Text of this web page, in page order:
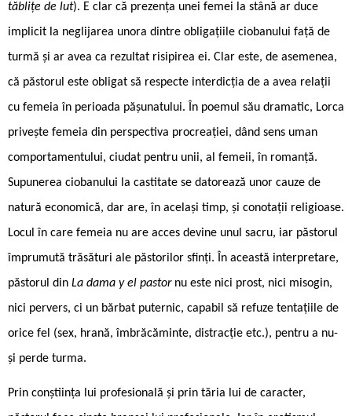
tăblițe de lut). E clar că prezența unei femei la stână ar duce
implicit la neglijarea unora dintre obligațiile ciobanului față de
turmă și ar avea ca rezultat risipirea ei. Clar este, de asemenea,
că păstorul este obligat să respecte interdicția de a avea relații
cu femeia în perioada pășunatului. În poemul său dramatic, Lorca
privește femeia din perspectiva procreației, dând sens uman
comportamentului, ciudat pentru unii, al femeii, în romanță.
Supunerea ciobanului la castitate se datorează unor cauze de
natură economică, dar are, în același timp, și conotații religioase.
Locul în care femeia nu are acces devine unul sacru, iar păstorul
împrumută trăsături ale păstorilor sfinți. În această interpretare,
păstorul din La dama y el pastor nu este nici prost, nici misogin,
nici pervers, ci un bărbat puternic, capabil să refuze tentațiile de
orice fel (sex, hrană, îmbrăcăminte, distracție etc.), pentru a nu-
și perde turma.
Prin conștiința lui profesională și prin tăria lui de caracter,